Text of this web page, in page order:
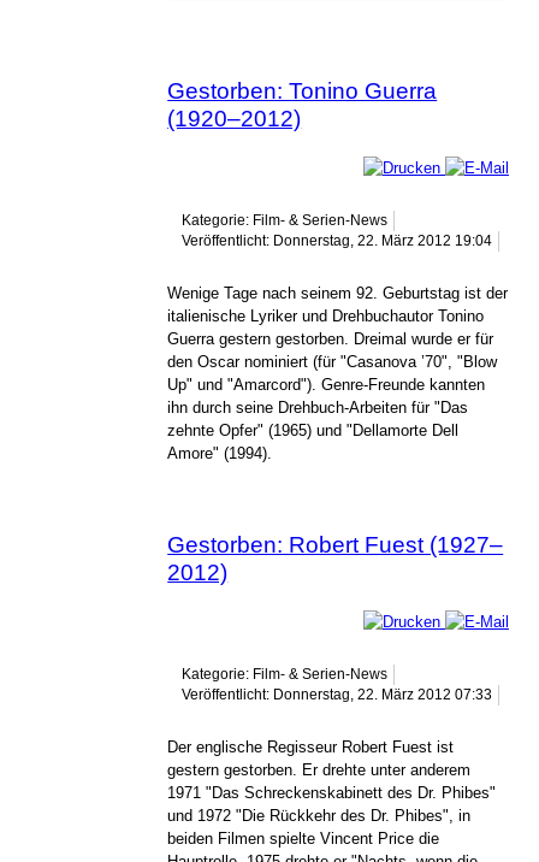
Gestorben: Tonino Guerra
(1920–2012)
Kategorie: Film- & Serien-News
Veröffentlicht: Donnerstag, 22. März 2012 19:04
Wenige Tage nach seinem 92. Geburtstag ist der
italienische Lyriker und Drehbuchautor Tonino
Guerra gestern gestorben. Dreimal wurde er für
den Oscar nominiert (für "Casanova ’70", "Blow
Up" und "Amarcord"). Genre-Freunde kannten
ihn durch seine Drehbuch-Arbeiten für "Das
zehnte Opfer" (1965) und "Dellamorte Dell
Amore" (1994).
Gestorben: Robert Fuest (1927–
2012)
Kategorie: Film- & Serien-News
Veröffentlicht: Donnerstag, 22. März 2012 07:33
Der englische Regisseur Robert Fuest ist
gestern gestorben. Er drehte unter anderem
1971 "Das Schreckenskabinett des Dr. Phibes"
und 1972 "Die Rückkehr des Dr. Phibes", in
beiden Filmen spielte Vincent Price die